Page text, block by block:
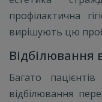
профілактична
вирішують цю
Відбілювання
Багато
відбілювання